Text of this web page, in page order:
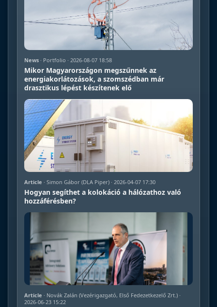
News · Portfolio · 2026-08-07 18:58
Mikor Magyarországon megszűnnek az
energiakorlátozások, a szomszédban már
drasztikus lépést készítenek elő
Article · Simon Gábor (DLA Piper) · 2026-04-07 17:30
Hogyan segíthet a kolokáció a hálózathoz való
hozzáférésben?
Article · Novák Zalán (Vezérigazgató, Első Fedezetkezelő Zrt.) ·
2026-06-23 15:22